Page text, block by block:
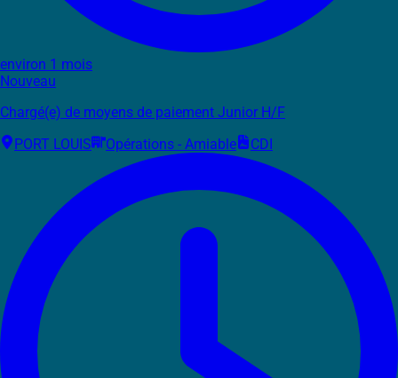
environ 1 mois
Nouveau
Chargé(e) de moyens de paiement Junior H/F
PORT LOUIS
Opérations - Amiable CDI